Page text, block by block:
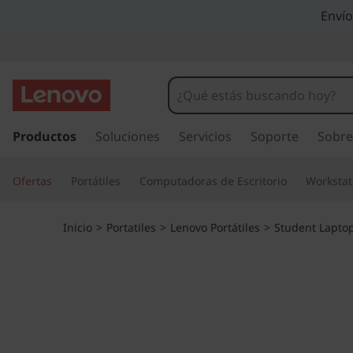
n
o
v
o
r
c
Productos Soluciones Servicios Soporte
Ofertas Portátiles Computadoras de Escritorio
Inicio > Portatiles > Lenovo Portátiles > Student